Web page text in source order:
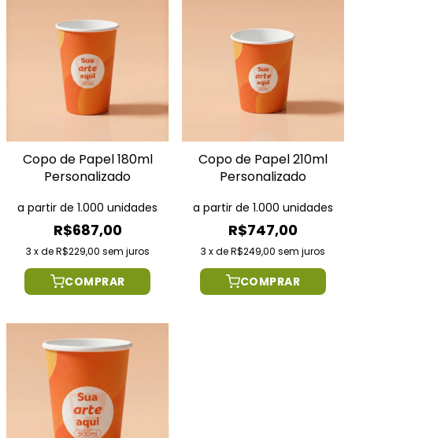
Copo de Papel 180ml
Personalizado
R$687,00
3 xdeR$229,00 sem juros
a partir de 1.000 unidades
COMPRAR
Copo de Papel 210ml
Personalizado
R$747,00
3 xdeR$249,00 sem juros
a partir de 1.000 unidades
COMPRAR